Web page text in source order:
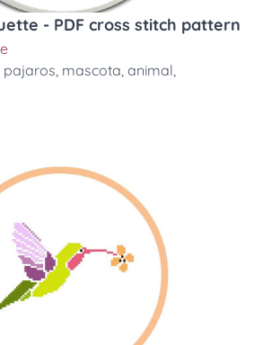
- PDF cross stitch pattern
pajaros, mascota, animal,